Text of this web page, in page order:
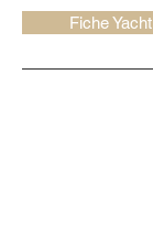
Fiche Yacht